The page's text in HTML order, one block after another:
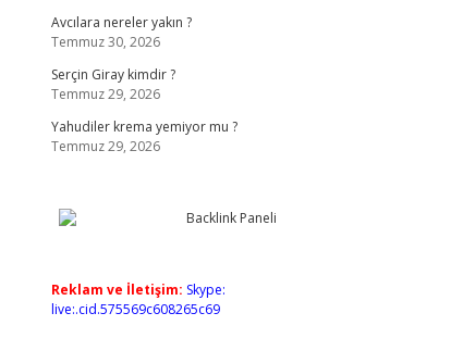
Avcılara nereler yakın ?
Temmuz 30, 2026
Serçin Giray kimdir ?
Temmuz 29, 2026
Yahudiler krema yemiyor mu ?
Temmuz 29, 2026
Reklam ve İletişim: Skype:
live:.cid.575569c608265c69